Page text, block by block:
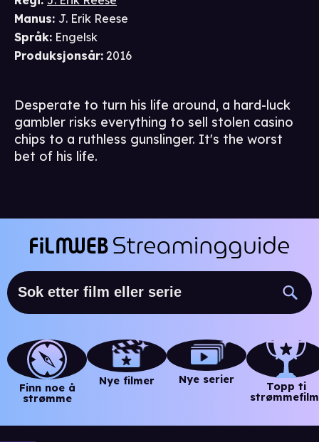
Manus: J. Erik Reese
Språk: Engelsk
Produksjonsår: 2016
Desperate to turn his life around, a hard-luck
gambler risks everything to sell stolen casino
chips to a ruthless gunslinger. It's the worst
bet of his life.
Finn noe å
strømme
Nye filmer Nye serier
Topp ti